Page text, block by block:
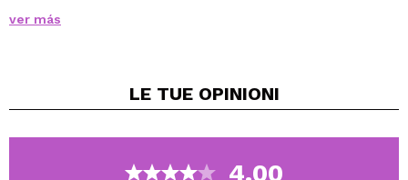
prolunga anche il trucco.
Questo primer ti dà la libertà di scegliere se applicarlo
e fresca, o usarlo come base per il trucco.
ver más
LE TUE OPINIONI
4.00